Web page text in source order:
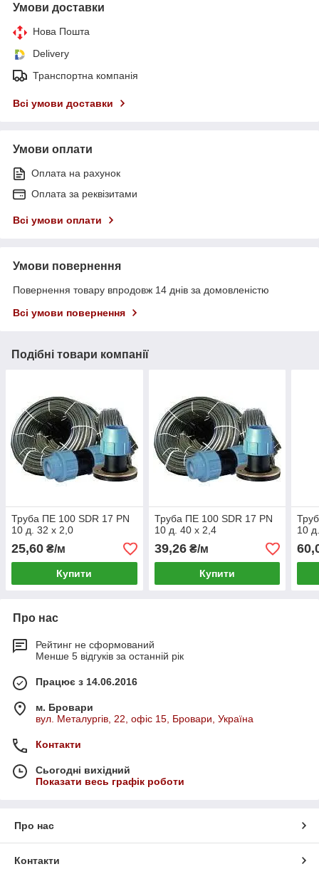
Умови доставки
Нова Пошта
Delivery
Транспортна компанія
Всі умови доставки
Умови оплати
Оплата на рахунок
Оплата за реквізитами
Всі умови оплати
Умови повернення
Повернення товару впродовж 14 днів за домовленістю
Всі умови повернення
Подібні товари компанії
Труба ПЕ 100 SDR 17 PN
10 д. 32 х 2,0
25,60 ₴/м
Купити
Труба ПЕ 100 SDR 17 PN
10 д. 40 х 2,4
39,26₴/м
Купити
10
Про нас
Рейтинг не сформований
Менше 5 відгуків за останній рік
Працює з 14.06.2016
м. Бровари
вул. Металургів, 22, офіс 15, Бровари, Україна
Контакти
Сьогодні вихідний
Показати весь графік роботи
Про нас
Контакти